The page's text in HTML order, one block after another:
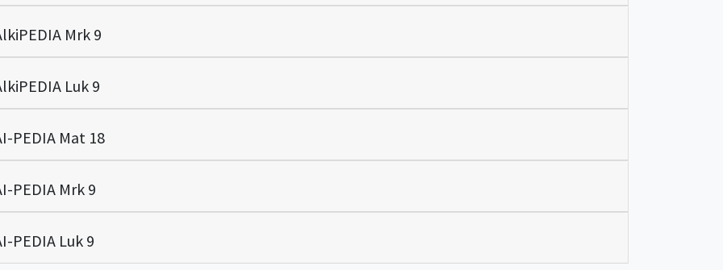
Mrk 9
Luk 9
PEDIA Mat 18
PEDIA Mrk 9
PEDIA Luk 9